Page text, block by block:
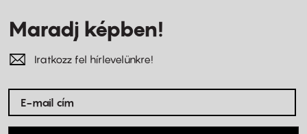
Maradj képben!
Iratkozz fel hírlevelünkre!